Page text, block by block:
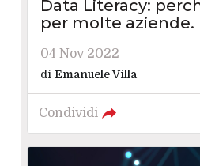
Data Literacy:
per molte aziende.
04 Nov 2022
di Emanuele Villa
Condividi